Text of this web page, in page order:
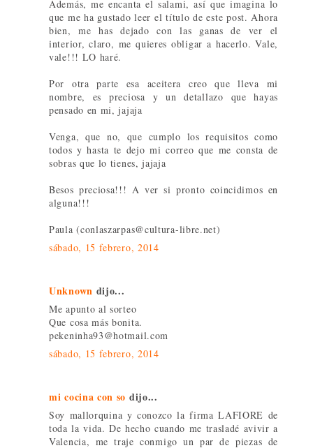
Además, me encanta el salami, así que imagina lo
que me ha gustado leer el título de este post. Ahora
bien, me has dejado con las ganas de ver el
interior, claro, me quieres obligar a hacerlo. Vale,
vale!!! LO haré.
Por otra parte esa aceitera creo que lleva mi
nombre, es preciosa y un detallazo que hayas
pensado en mi, jajaja
Venga, que no, que cumplo los requisitos como
todos y hasta te dejo mi correo que me consta de
sobras que lo tienes, jajaja
Besos preciosa!!! A ver si pronto coincidimos en
alguna!!!
Paula (conlaszarpas@cultura-libre.net)
sábado, 15 febrero, 2014
Unknown dijo...
Me apunto al sorteo
Que cosa más bonita.
pekeninha93@hotmail.com
sábado, 15 febrero, 2014
mi cocina con so dijo...
Soy mallorquina y conozco la firma LAFIORE de
toda la vida. De hecho cuando me trasladé avivir a
Valencia, me traje conmigo un par de piezas de